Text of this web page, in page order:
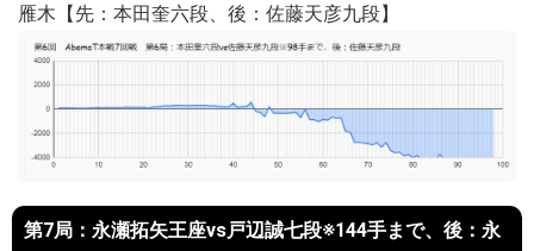
雁木【先：本田奎六段、後：佐藤天彦九段】
第7局：永瀬拓矢王座vs戸辺誠七段※144手まで、後：永